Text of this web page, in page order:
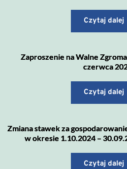
Czytaj dalej
Zaproszenie na Walne
czerwca
Czytaj dalej
Zmiana stawek za
w okresie 1.10.2024 –
Czytaj dalej